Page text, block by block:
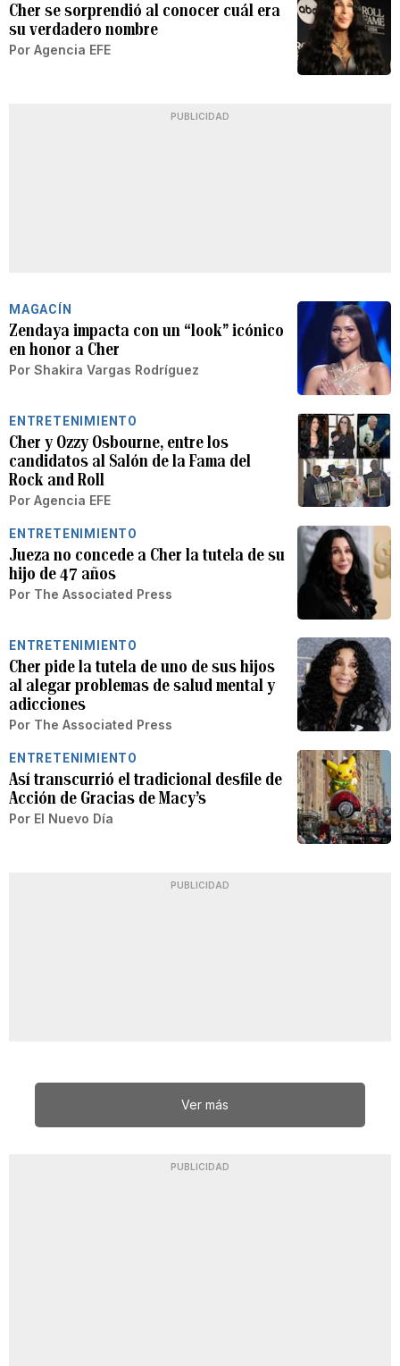
Cher se sorprendió al conocer cuál era
su verdadero nombre
Por Agencia EFE
PUBLICIDAD
MAGACÍN
Zendaya impacta con un “look” icónico
en honor a Cher
Por Shakira Vargas Rodríguez
ENTRETENIMIENTO
Cher y Ozzy Osbourne, entre los
candidatos al Salón de la Fama del
Rock and Roll
Por Agencia EFE
ENTRETENIMIENTO
Jueza no concede a Cher la tutela de su
hijo de 47 años
Por The Associated Press
ENTRETENIMIENTO
Cher pide la tutela de uno de sus hijos
al alegar problemas de salud mental y
adicciones
Por The Associated Press
ENTRETENIMIENTO
Así transcurrió el tradicional desfile de
Acción de Gracias de Macy’s
Por El Nuevo Día
PUBLICIDAD
Ver más
PUBLICIDAD